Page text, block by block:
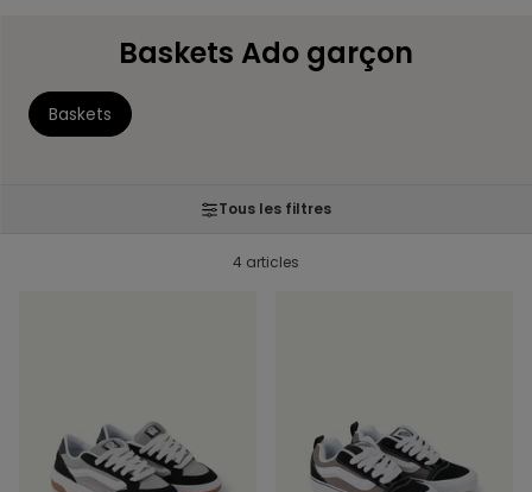
Baskets Ado garçon
Baskets
Tous les filtres
4 articles